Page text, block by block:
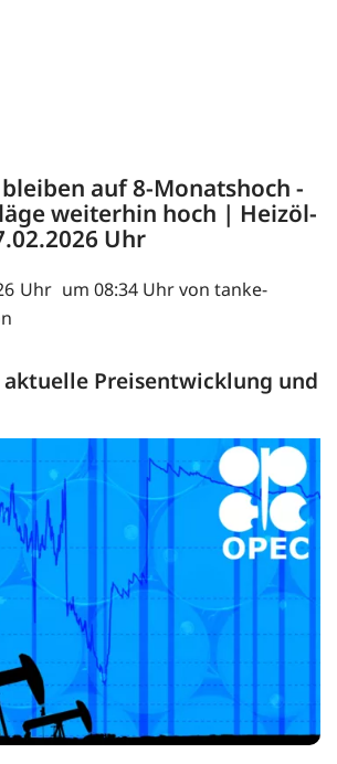
auf 8-Monatshoch -
weiterhin hoch | Heizöl-
um 08:34 Uhr von tanke-
aktuelle Preisentwicklung und